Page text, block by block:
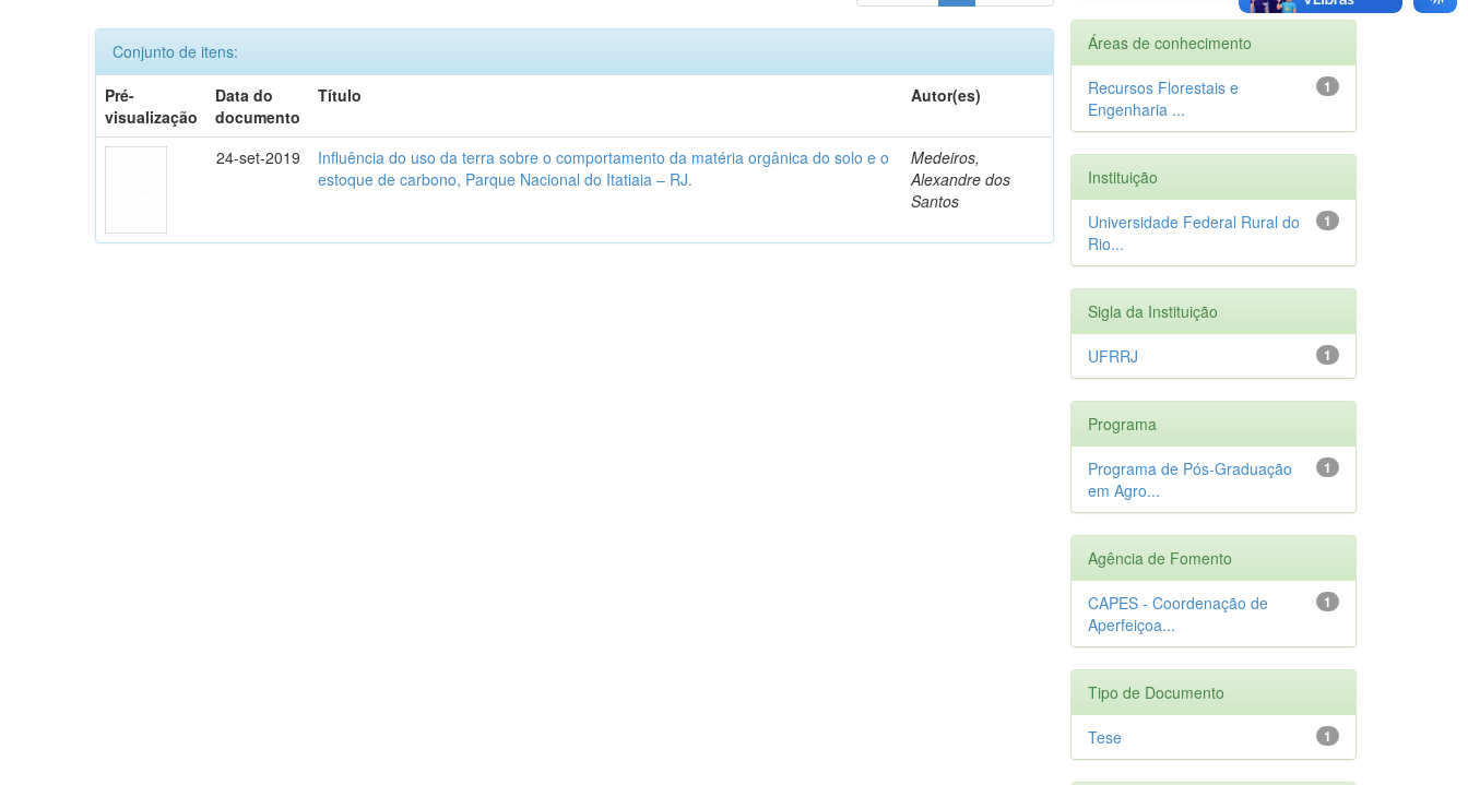
Conjunto de itens:
Pré-
visualização
Data do
documento
Título Autor(es)
24-set-2019
Influência do uso da terra sobre o comportamento da matéria orgânica do solo e o
estoque de carbono, Parque Nacional do Itatiaia – RJ.
Medeiros,
Alexandre dos
Santos
Áreas de conhecimento
1
Recursos Florestais e
Engenharia ...
Instituição
1
Universidade Federal Rural do
Rio...
Sigla da Instituição
1
UFRRJ
Programa
1
Programa de Pós-Graduação
em Agro...
Agência de Fomento
1
CAPES - Coordenação de
Aperfeiçoa...
Tipo de Documento
1
Tese